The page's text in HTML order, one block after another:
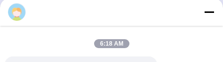
Önerilen Ürünler
6:18 AM